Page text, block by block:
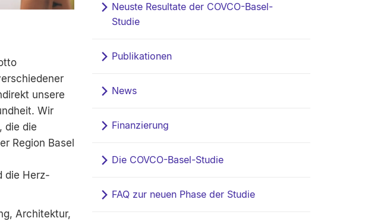
unsere
Wir
die die
Region Basel
die Herz-
Architektur,
Neuste Resultate der COVCO-Basel-
Studie
Publikationen
News
Finanzierung
Die COVCO-Basel-Studie
FAQ zur neuen Phase der Studie